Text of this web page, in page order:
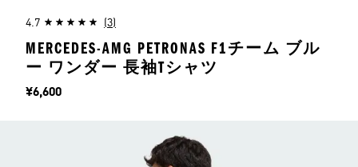
4.7 (3)
MERCEDES-AMG PETRONAS F1チーム ブル
ー ワンダー 長袖Tシャツ
価格
¥6,600